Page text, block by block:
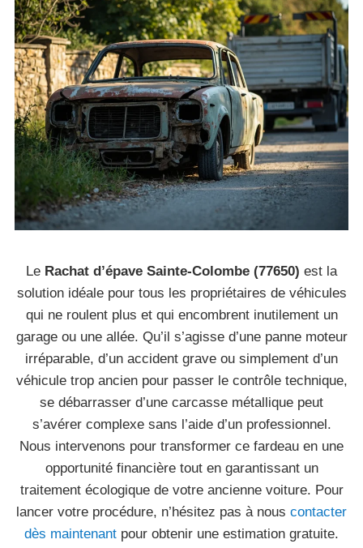
Le Rachat d’épave Sainte-Colombe (77650) est la
solution idéale pour tous les propriétaires de véhicules
qui ne roulent plus et qui encombrent inutilement un
garage ou une allée. Qu’il s’agisse d’une panne moteur
irréparable, d’un accident grave ou simplement d’un
véhicule trop ancien pour passer le contrôle technique,
se débarrasser d’une carcasse métallique peut
s’avérer complexe sans l’aide d’un professionnel.
Nous intervenons pour transformer ce fardeau en une
opportunité financière tout en garantissant un
traitement écologique de votre ancienne voiture. Pour
lancer votre procédure, n’hésitez pas à nous contacter
dès maintenant pour obtenir une estimation gratuite.